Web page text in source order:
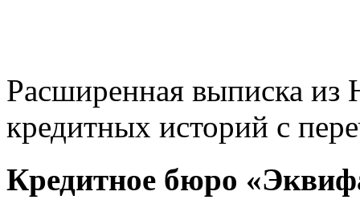
Расширенная выписка из
кредитных историй с
Кредитное бюро